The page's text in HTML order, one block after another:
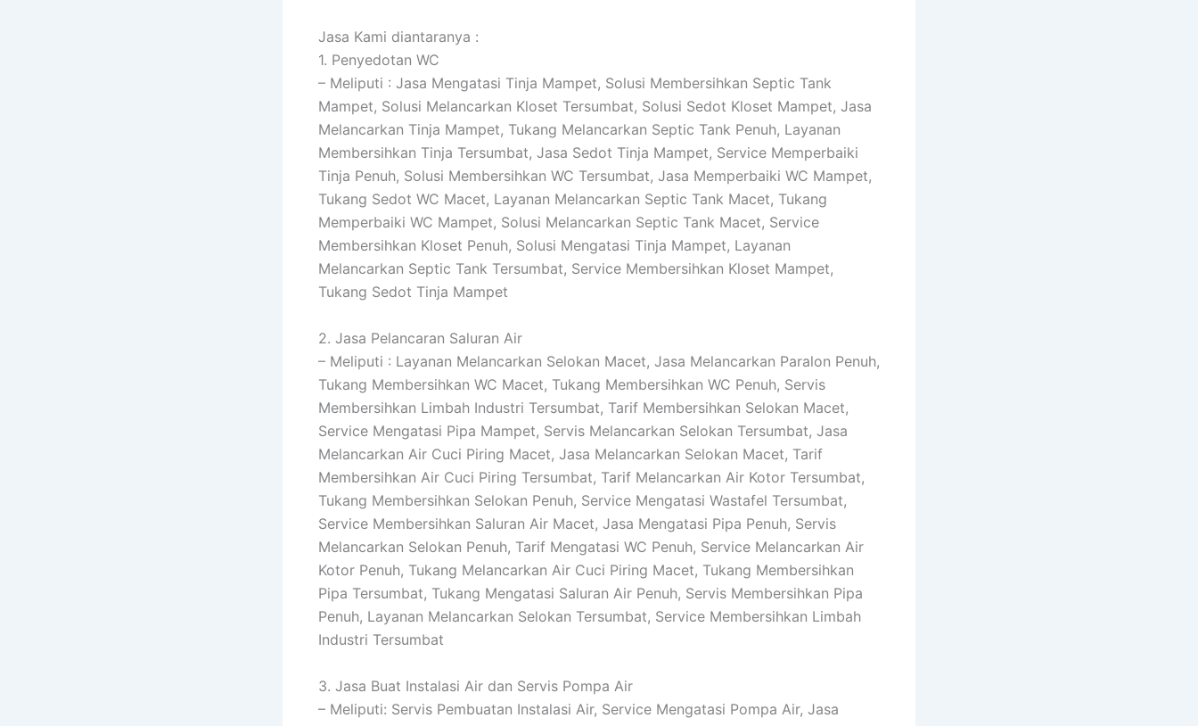
Jasa Kami diantaranya :
1. Penyedotan WC
– Meliputi : Jasa Mengatasi Tinja Mampet, Solusi Membersihkan Septic Tank
Mampet, Solusi Melancarkan Kloset Tersumbat, Solusi Sedot Kloset Mampet, Jasa
Melancarkan Tinja Mampet, Tukang Melancarkan Septic Tank Penuh, Layanan
Membersihkan Tinja Tersumbat, Jasa Sedot Tinja Mampet, Service Memperbaiki
Tinja Penuh, Solusi Membersihkan WC Tersumbat, Jasa Memperbaiki WC Mampet,
Tukang Sedot WC Macet, Layanan Melancarkan Septic Tank Macet, Tukang
Memperbaiki WC Mampet, Solusi Melancarkan Septic Tank Macet, Service
Membersihkan Kloset Penuh, Solusi Mengatasi Tinja Mampet, Layanan
Melancarkan Septic Tank Tersumbat, Service Membersihkan Kloset Mampet,
Tukang Sedot Tinja Mampet
2. Jasa Pelancaran Saluran Air
– Meliputi : Layanan Melancarkan Selokan Macet, Jasa Melancarkan Paralon Penuh,
Tukang Membersihkan WC Macet, Tukang Membersihkan WC Penuh, Servis
Membersihkan Limbah Industri Tersumbat, Tarif Membersihkan Selokan Macet,
Service Mengatasi Pipa Mampet, Servis Melancarkan Selokan Tersumbat, Jasa
Melancarkan Air Cuci Piring Macet, Jasa Melancarkan Selokan Macet, Tarif
Membersihkan Air Cuci Piring Tersumbat, Tarif Melancarkan Air Kotor Tersumbat,
Tukang Membersihkan Selokan Penuh, Service Mengatasi Wastafel Tersumbat,
Service Membersihkan Saluran Air Macet, Jasa Mengatasi Pipa Penuh, Servis
Melancarkan Selokan Penuh, Tarif Mengatasi WC Penuh, Service Melancarkan Air
Kotor Penuh, Tukang Melancarkan Air Cuci Piring Macet, Tukang Membersihkan
Pipa Tersumbat, Tukang Mengatasi Saluran Air Penuh, Servis Membersihkan Pipa
Penuh, Layanan Melancarkan Selokan Tersumbat, Service Membersihkan Limbah
Industri Tersumbat
3. Jasa Buat Instalasi Air dan Servis Pompa Air
– Meliputi: Servis Pembuatan Instalasi Air, Service Mengatasi Pompa Air, Jasa